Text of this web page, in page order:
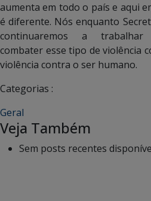
aumenta em todo o país e aqui
é diferente. Nós enquanto
continuaremos a trabalhar
combater esse tipo de violência
violência contra o ser humano.
Categorias :
Geral
Veja Também
Sem posts recentes